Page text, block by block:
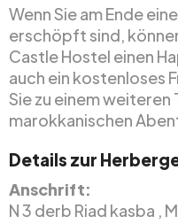
Wenn Sie am Ende
erschöpft sind,
Castle Hostel einen
auch ein kostenloses
Sie zu einem
marokkanischen
Details zur
Anschrift:
N 3 derb Riad kasba ,